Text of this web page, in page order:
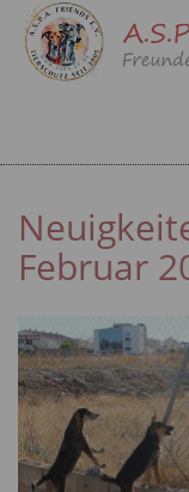
Februar